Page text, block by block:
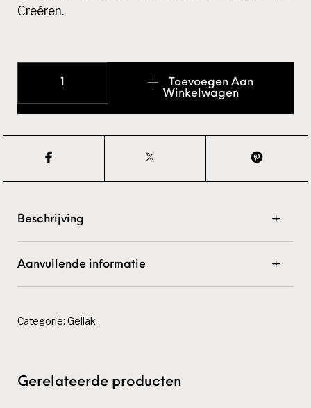
Creéren.
Toevoegen Aan
Winkelwagen
Beschrijving
Aanvullende informatie
Categorie:Gellak
Gerelateerde producten